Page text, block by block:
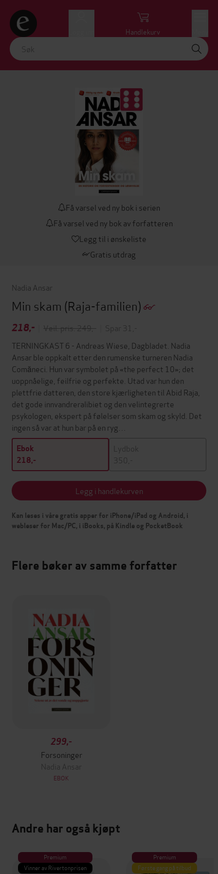
Handlekurv
Få varsel ved ny bok i serien
Få varsel ved ny bok av forfatteren
Legg til i ønskeliste
Gratis utdrag
Nadia Ansar
Min skam (Raja-familien)
218,- Veil. pris: 249,-
Spar 31,-
TERNINGKAST 6 - Andreas Wiese, Dagbladet. Nadia
Ansar ble oppkalt etter den rumenske turneren Nadia
Comăneci. Hun var symbolet på «the perfect 10»; det
uoppnåelige, feilfrie og perfekte. Utad var hun den
plettfrie datteren, den store kjærligheten til Abid Raja,
det gode innvandreralibiet og den velintegrerte
psykologen, ekspert på følelser som skam og skyld. Det
ingen så var at hun bar på en ryg…
Ebok
218,-
Lydbok
350,-
Legg i handlekurven
Kan leses i våre gratis apper for iPhone/iPad og Android, i
webleser for Mac/PC, i iBooks, på Kindle og PocketBook
Flere bøker av samme forfatter
299,-
Forsoninger
Nadia Ansar
EBOK
Andre har også kjøpt
Premium
Vinner av Rivertonprisen
Premium
Første gang på tilbud